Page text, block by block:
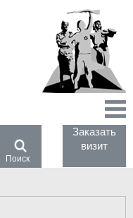
Заказать
визит
Поиск